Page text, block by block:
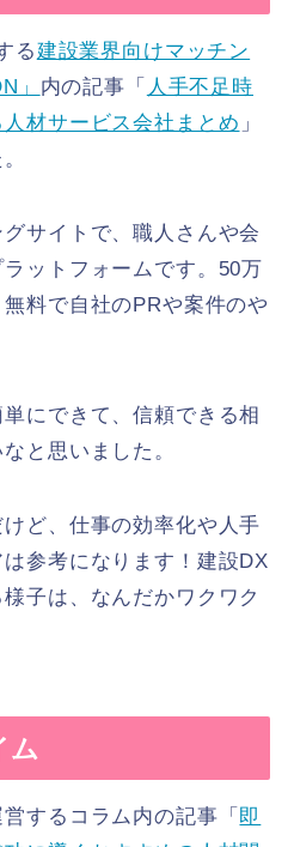
る建設業界向けマッチン
」 内の記事「 人手不足時
材サービス会社まとめ 」
サイトで、職人さんや会
ットフォームです。50万
料で自社のPRや案件のや
にできて、信頼できる相
と思いました。
ど、仕事の効率化や人手
参考になります！建設DX
子は、なんだかワクワク
ム
するコラム内の記事「 即